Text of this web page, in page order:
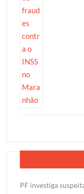
PF investiga